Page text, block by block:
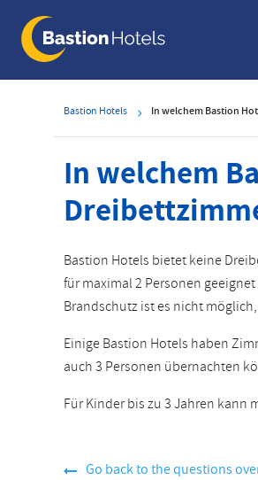
zum
Bastion Hotels In welchem Bastion
In welchem
Bastion Hotels bietet keine
für maximal 2 Personen
Brandschutz ist es nicht
Einige Bastion Hotels haben
auch 3 Personen übernachten
Für Kinder bis zu 3 Jahren
Go back to the questions